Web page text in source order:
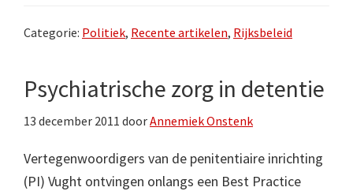
Strenger
Beter’
Categorie: Politiek, Recente artikelen, Rijksbeleid
Psychiatrische zorg in detentie
13 december 2011 doorAnnemiek Onstenk
Vertegenwoordigers van de penitentiaire inrichting
(PI) Vught ontvingen onlangs een Best Practice